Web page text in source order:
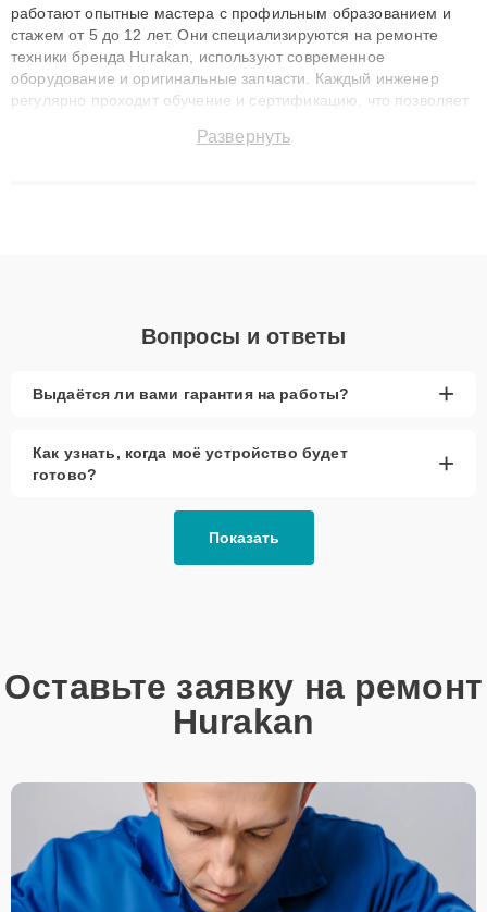
работают опытные мастера с профильным образованием и
стажем от 5 до 12 лет. Они специализируются на ремонте
техники бренда Hurakan, используют современное
оборудование и оригинальные запчасти. Каждый инженер
регулярно проходит обучение и сертификацию, что позволяет
технику с сохранением гарантии до 3 лет. Наши мастера
Развернуть
Вопросы и ответы
Выдаётся ли вами гарантия на работы? +
Как узнать, когда моё устройство будет
готово?
+
Показать
Оставьте заявку на ремонт
Hurakan